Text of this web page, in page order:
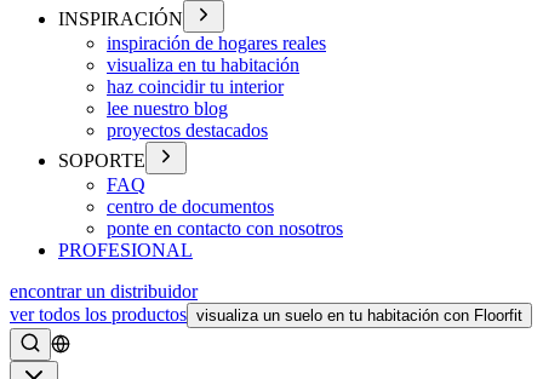
INSPIRACIÓN
inspiración de hogares reales
visualiza en tu habitación
haz coincidir tu interior
lee nuestro blog
proyectos destacados
SOPORTE
FAQ
centro de documentos
ponte en contacto con nosotros
PROFESIONAL
encontrar un distribuidor
ver todos los productos visualiza un suelo en tu habitación con Floorfit
Buscar